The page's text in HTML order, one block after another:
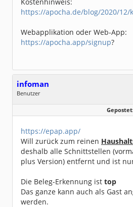
https://apocha.de/blog/2020/12/
Webapplikation oder Web-App:
https://apocha.app/signup?
infoman
Benutzer
Geschlecht:
Dabei seit:
06 / 2008
https://epap.app/
Will zurück zum reinen
deshalb alle Schnittstellen
plus Version) entfernt und ist
Die Beleg-Erkennung ist top
Das ganze kann auch als Gast
werden.